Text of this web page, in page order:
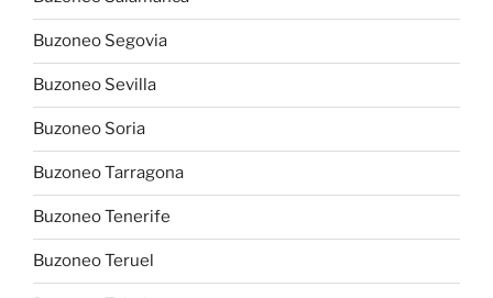
Buzoneo Segovia
Buzoneo Sevilla
Buzoneo Soria
Buzoneo Tarragona
Buzoneo Tenerife
Buzoneo Teruel